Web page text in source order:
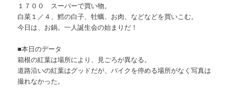
１７００ スーパーで買い物。
白菜１／４、鱈の白子、牡蠣、お肉、などなどを買いこむ。
今日は、お鍋。一人誕生会の始まりだ！
■本日のデータ
箱根の紅葉は場所により、見ごろが異なる。
道路沿いの紅葉はグッドだが、バイクを停める場所がなく写真は
撮れなかった。